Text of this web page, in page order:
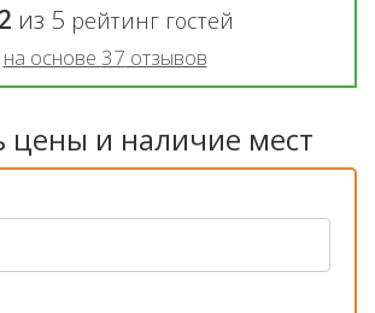
из 5 рейтинг гостей
на основе 37 отзывов
цены и наличие мест